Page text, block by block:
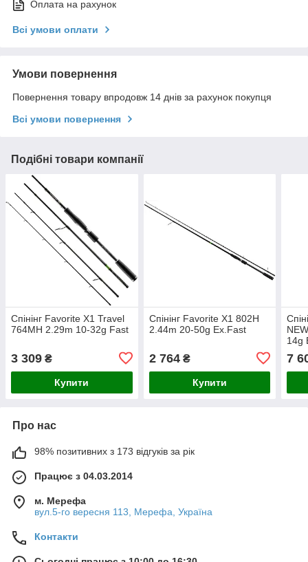
Оплата на рахунок
Всі умови оплати
Умови повернення
Повернення товару впродовж 14 днів за рахунок покупця
Всі умови повернення
Подібні товари компанії
Спінінг Favorite X1 Travel
764MH 2.29m 10-32g Fast
3 309 ₴
Купити
Спінінг Favorite X1 802H
2.44m 20-50g Ex.Fast
2 764₴
Купити
14g
7
Про нас
98% позитивних з 173 відгуків за рік
Працює з 04.03.2014
м. Мерефа
вул.5-го вересня 113, Мерефа, Україна
Контакти